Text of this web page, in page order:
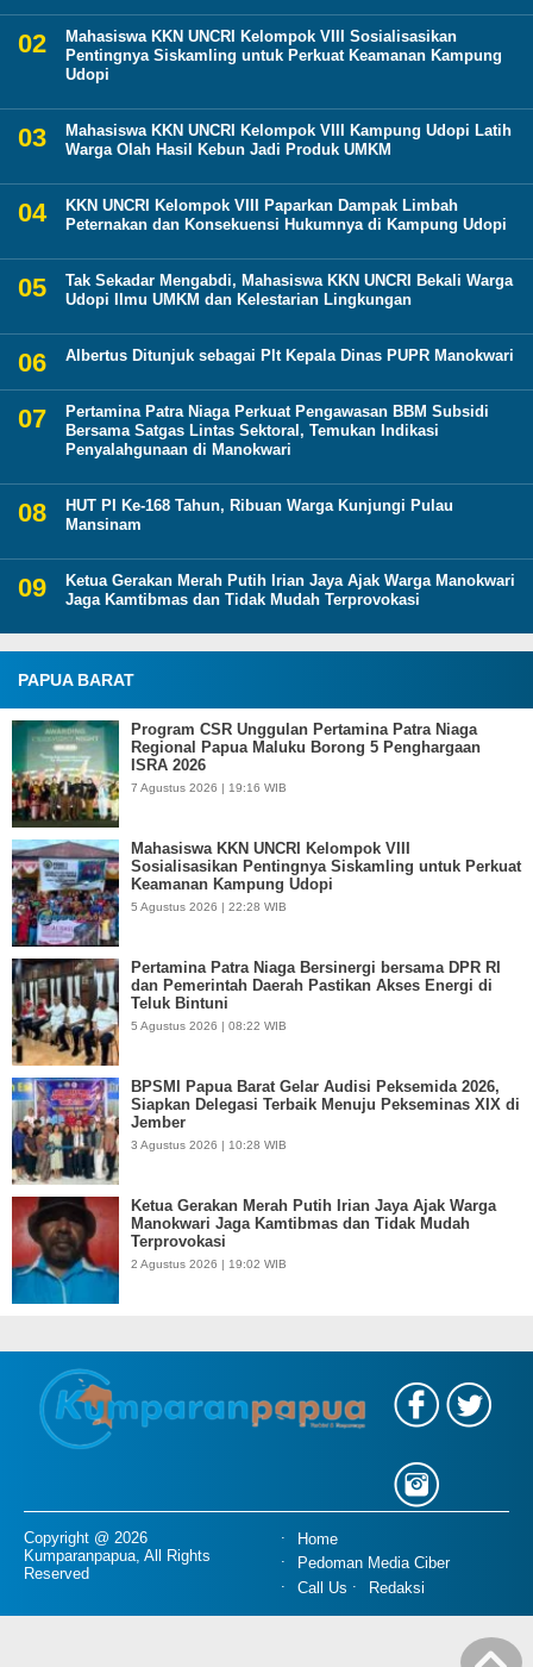
Mahasiswa KKN UNCRI Kelompok VIII Sosialisasikan
Pentingnya Siskamling untuk Perkuat Keamanan Kampung
Udopi
Mahasiswa KKN UNCRI Kelompok VIII Kampung Udopi Latih
Warga Olah Hasil Kebun Jadi Produk UMKM
KKN UNCRI Kelompok VIII Paparkan Dampak Limbah
Peternakan dan Konsekuensi Hukumnya di Kampung Udopi
Tak Sekadar Mengabdi, Mahasiswa KKN UNCRI Bekali Warga
Udopi Ilmu UMKM dan Kelestarian Lingkungan
Albertus Ditunjuk sebagai Plt Kepala Dinas PUPR Manokwari
Pertamina Patra Niaga Perkuat Pengawasan BBM Subsidi
Bersama Satgas Lintas Sektoral, Temukan Indikasi
Penyalahgunaan di Manokwari
HUT PI Ke-168 Tahun, Ribuan Warga Kunjungi Pulau
Mansinam
Ketua Gerakan Merah Putih Irian Jaya Ajak Warga Manokwari
Jaga Kamtibmas dan Tidak Mudah Terprovokasi
PAPUA BARAT
Program CSR Unggulan Pertamina Patra Niaga
Regional Papua Maluku Borong 5 Penghargaan
ISRA 2026
7 Agustus 2026 | 19:16 WIB
Mahasiswa KKN UNCRI Kelompok VIII
Sosialisasikan Pentingnya Siskamling untuk Perkuat
Keamanan Kampung Udopi
5 Agustus 2026 | 22:28 WIB
Pertamina Patra Niaga Bersinergi bersama DPR RI
dan Pemerintah Daerah Pastikan Akses Energi di
Teluk Bintuni
5 Agustus 2026 | 08:22 WIB
BPSMI Papua Barat Gelar Audisi Peksemida 2026,
Siapkan Delegasi Terbaik Menuju Pekseminas XIX di
Jember
3 Agustus 2026 | 10:28 WIB
Ketua Gerakan Merah Putih Irian Jaya Ajak Warga
Manokwari Jaga Kamtibmas dan Tidak Mudah
Terprovokasi
2 Agustus 2026 | 19:02 WIB
Copyright @ 2026
Kumparanpapua, All Rights
Reserved
Home
Pedoman Media Ciber
Call Us
Redaksi